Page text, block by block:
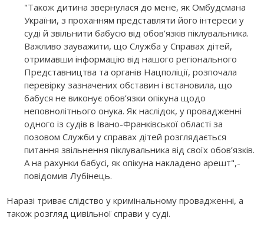
"Також дитина звернулася до мене, як Омбудсмана
України, з проханням представляти його інтереси у
суді й звільнити бабусю від обов’язків піклувальника.
Важливо зауважити, що Служба у Справах дітей,
отримавши інформацію від нашого регіонального
Представництва та органів Нацполіції, розпочала
перевірку зазначених обставин і встановила, що
бабуся не виконує обов’язки опікуна щодо
неповнолітнього онука. Як наслідок, у провадженні
одного із судів в Івано-Франківської області за
позовом Служби у справах дітей розглядається
питання звільнення піклувальника від своїх обов’язків.
А на рахунки бабусі, як опікуна накладено арешт",-
повідомив Лубінець.
Наразі триває слідство у кримінальному провадженні, а
також розгляд цивільної справи у суді.